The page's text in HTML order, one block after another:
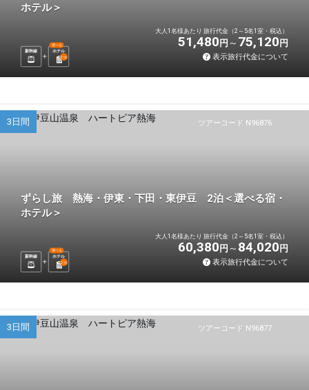
ホテル＞
新幹線 ホテル
選べる
2泊
大人1名様あたり 旅行代金（2～5名1室・税込）
51,480 円 75,120 円
表示旅行代金について
ツアーコード N96876
3日間
ずらし旅 熱海・伊東・下田・東伊豆 2泊＜選べる宿・
ホテル＞
新幹線 ホテル
選べる
2泊
大人1名様あたり 旅行代金（2～5名1室・税込）
60,380 円 84,020 円
表示旅行代金について
ツアーコード N96877
3日間